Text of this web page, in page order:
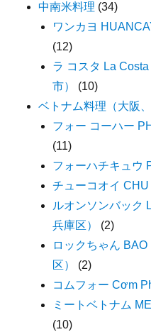
中南米料理 (34)
ワンカヨ
(12)
ラ コスタ La
市）
(10)
ベトナム料理（大阪、
フォー コーハー
(11)
フォーハチキュウ
チューコオイ CHU
ルオンソンバック
兵庫区）
(2)
ロックちゃん
区）
(2)
コムフォー Cơm
ミートベトナム
(10)